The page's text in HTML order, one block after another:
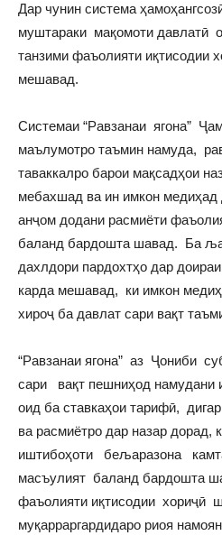
Дар чунин система
муштараки мақомоти давлатӣ
танзими фаъолияти иқтисодии
мешавад.
Системаи “Равзанаи ягона”
маълумотро таъмин намуда,
таваккалро барои мақсадҳои
мебахшад ва ин имкон медиҳад
анҷом додани расмиёти
баланд бардошта шавад. Ба
дахлдори пардохтҳо дар
карда мешавад, ки имкон
хироҷ ба давлат сари вақт
“Равзанаи ягона” аз Ҷониби
сари вақт пешниҳод намудани
оид ба ставкаҳои тарифӣ,
ва расмиётро дар назар дорад,
иштибоҳоти бељаразона
масъулият баланд бардошта
фаъолияти иқтисодии хориҷӣ
муқарраргардидаро риоя